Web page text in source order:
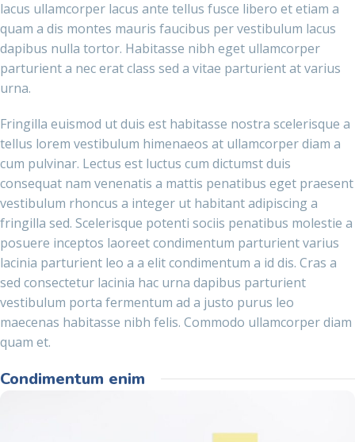
lacus ullamcorper lacus ante tellus fusce libero et etiam a
quam a dis montes mauris faucibus per vestibulum lacus
dapibus nulla tortor. Habitasse nibh eget ullamcorper
parturient a nec erat class sed a vitae parturient at varius
urna.
Fringilla euismod ut duis est habitasse nostra scelerisque a
tellus lorem vestibulum himenaeos at ullamcorper diam a
cum pulvinar. Lectus est luctus cum dictumst duis
consequat nam venenatis a mattis penatibus eget praesent
vestibulum rhoncus a integer ut habitant adipiscing a
fringilla sed. Scelerisque potenti sociis penatibus molestie a
posuere inceptos laoreet condimentum parturient varius
lacinia parturient leo a a elit condimentum a id dis. Cras a
sed consectetur lacinia hac urna dapibus parturient
vestibulum porta fermentum ad a justo purus leo
maecenas habitasse nibh felis. Commodo ullamcorper diam
quam et.
Condimentum enim